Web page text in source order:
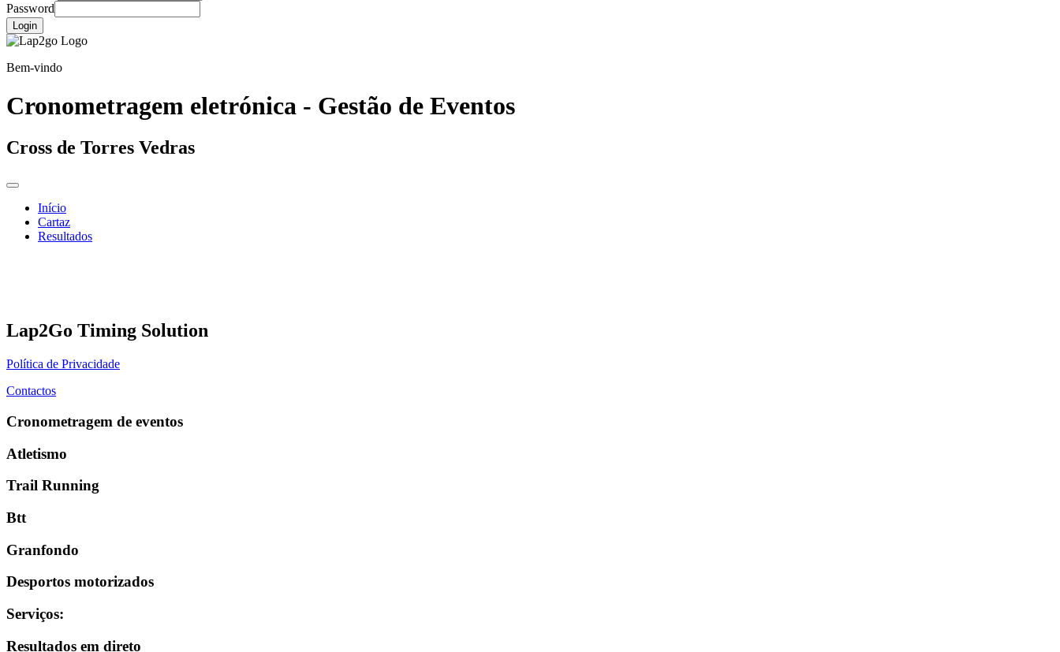
Password
Login
Bem-vindo
Cronometragem eletrónica - Gestão de Eventos
Cross de Torres Vedras
Início
Cartaz
Resultados
Lap2Go Timing Solution
Política de Privacidade
Contactos
Cronometragem de eventos
Atletismo
Trail Running
Btt
Granfondo
Desportos motorizados
Serviços:
Resultados em direto